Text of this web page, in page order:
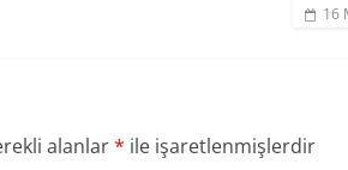
16
alanlar* ile işaretlenmişlerdir